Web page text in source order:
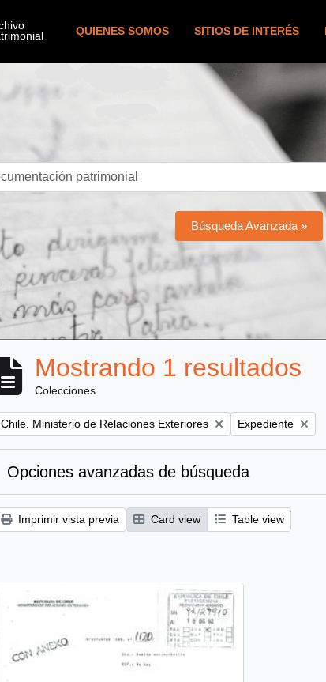
QUIENES SOMOS SITIOS DE INTERÉS
Búsqueda Avanzada »
Mostrando 1 resultados
Colecciones
Remove filter:
Chile. Ministerio de Relaciones Exteriores Remove filter:
Expediente
Opciones avanzadas de búsqueda
Imprimir vista previa Card view Table view